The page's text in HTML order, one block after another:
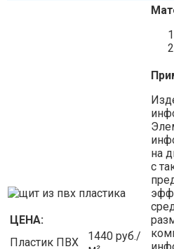
ЦЕНА:
Пластик ПВХ
1440 руб./
на
с